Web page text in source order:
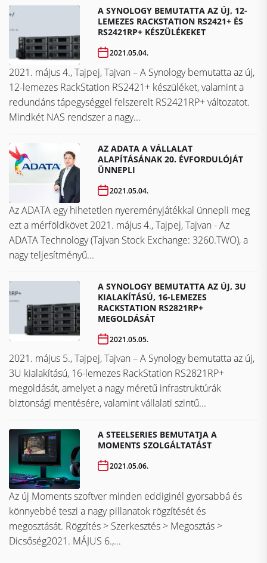
A SYNOLOGY BEMUTATTA AZ ÚJ, 12-
LEMEZES RACKSTATION RS2421+ ÉS
RS2421RP+ KÉSZÜLÉKEKET
2021.05.04.
2021. május 4., Tajpej, Tajvan – A Synology bemutatta az új,
12-lemezes RackStation RS2421+ készüléket, valamint a
redundáns tápegységgel felszerelt RS2421RP+ változatot.
Mindkét NAS rendszer a nagy...
AZ ADATA A VÁLLALAT
ALAPÍTÁSÁNAK 20. ÉVFORDULÓJÁT
ÜNNEPLI
2021.05.04.
Az ADATA egy hihetetlen nyereményjátékkal ünnepli meg
ezt a mérföldkövet ​​​​​​​2021. május 4., Tajpej, Tajvan - Az
ADATA Technology (Tajvan Stock Exchange: 3260.TWO), a
nagy teljesítményű...
A SYNOLOGY BEMUTATTA AZ ÚJ, 3U
KIALAKÍTÁSÚ, 16-LEMEZES
RACKSTATION RS2821RP+
MEGOLDÁSÁT
2021.05.05.
2021. május 5., Tajpej, Tajvan – A Synology bemutatta az új,
3U kialakítású, 16-lemezes RackStation RS2821RP+
megoldását, amelyet a nagy méretű infrastruktúrák
biztonsági mentésére, valamint vállalati szintű...
A STEELSERIES BEMUTATJA A
MOMENTS SZOLGÁLTATÁST
2021.05.06.
Az új Moments szoftver minden eddiginél gyorsabbá és
könnyebbé teszi a nagy pillanatok rögzítését és
megosztását. Rögzítés > Szerkesztés > Megosztás >
Dicsőség2021. MÁJUS 6.,...